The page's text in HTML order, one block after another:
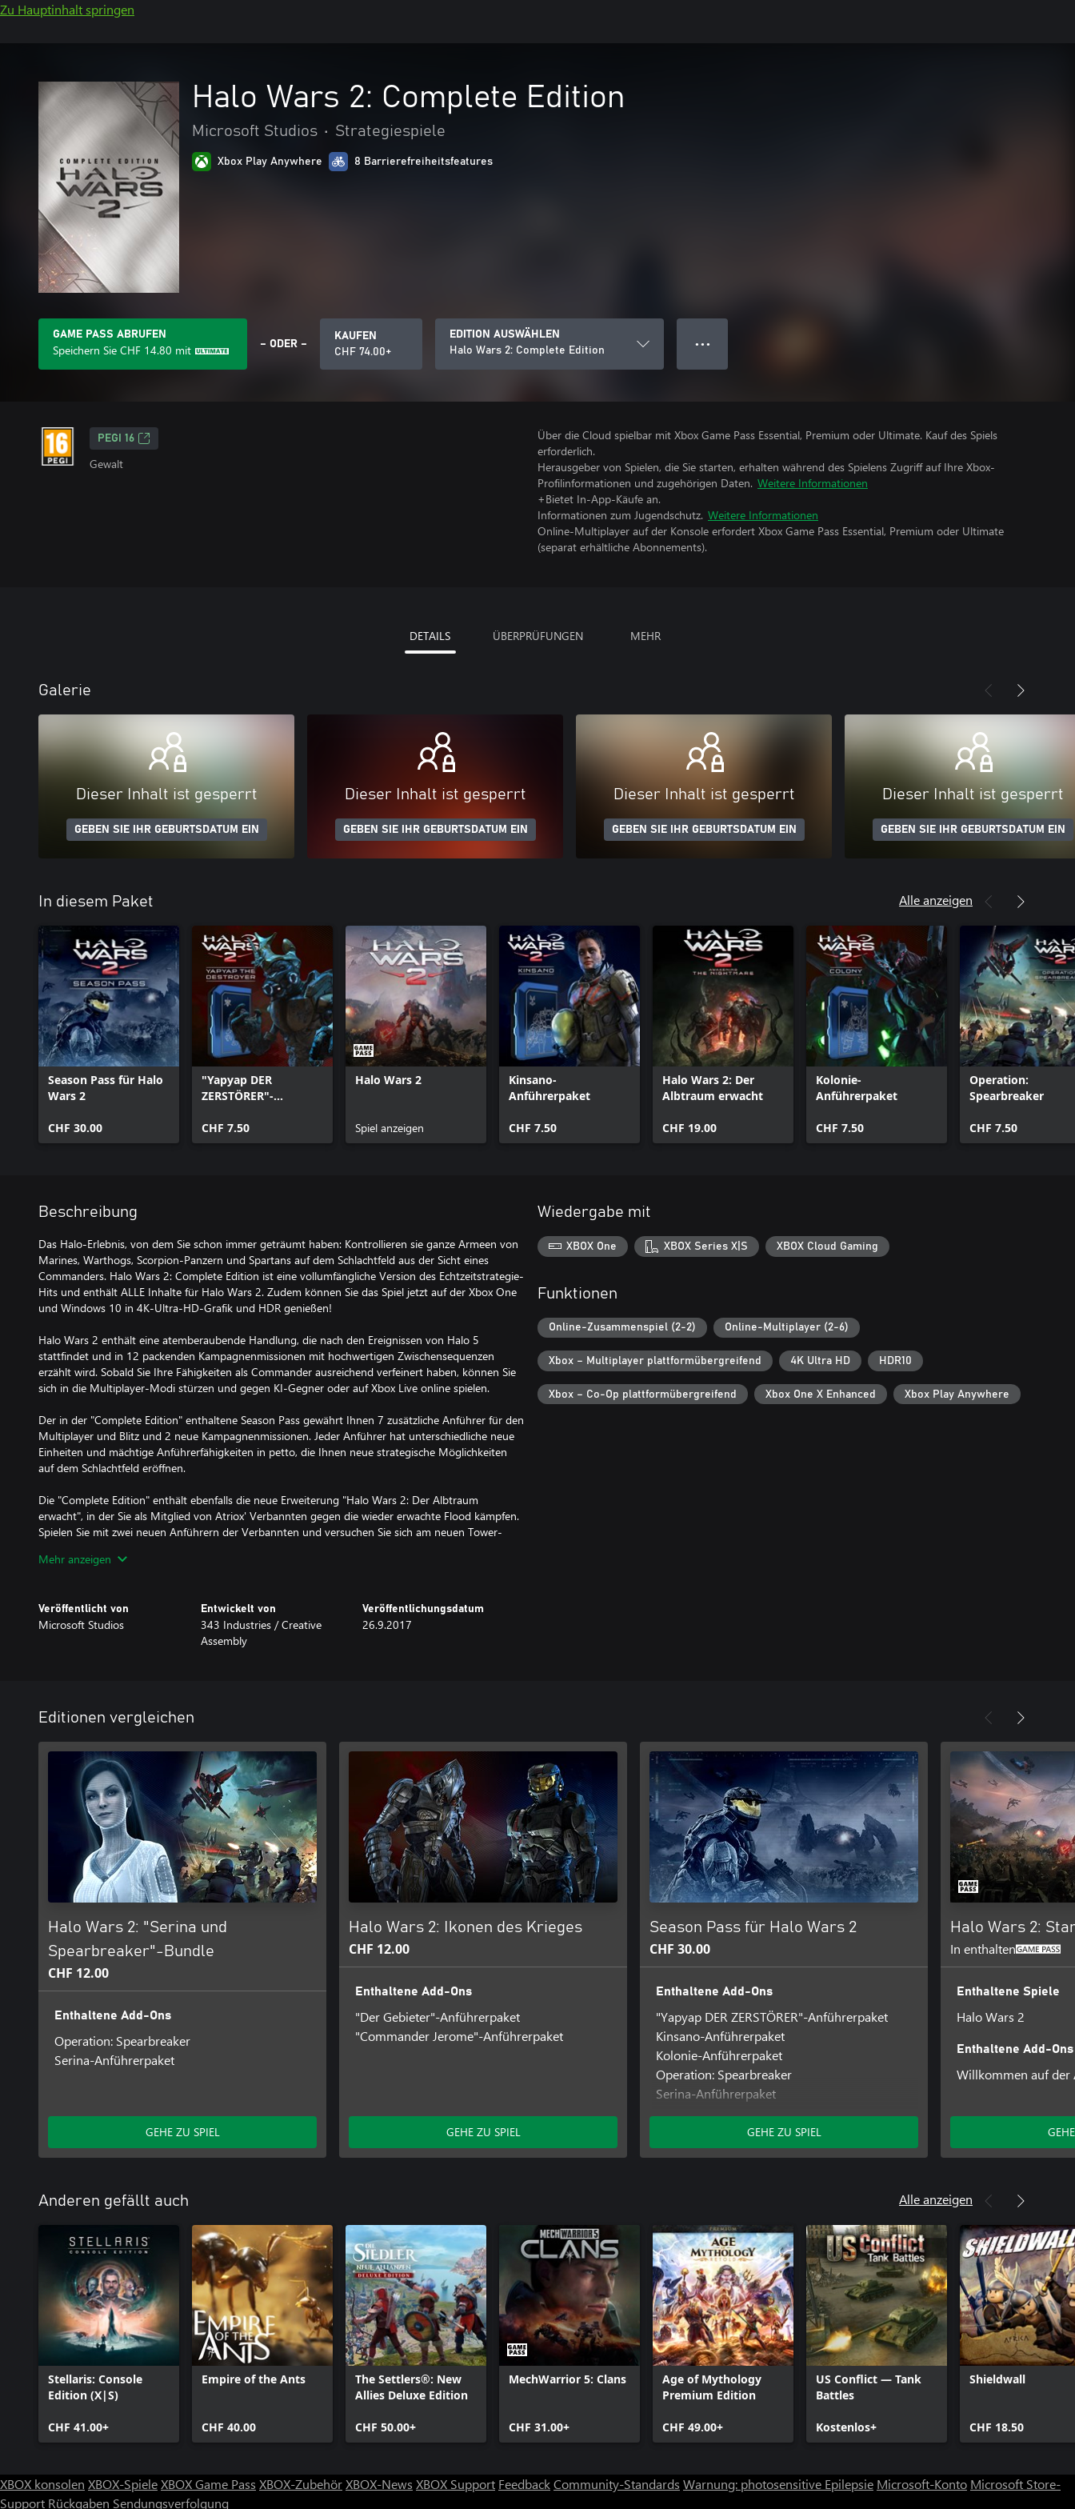
Zu Hauptinhalt springen
Halo Wars 2: Complete Edition
Microsoft Studios • Strategiespiele
Xbox Play Anywhere 8 Barrierefreiheitsfeatures
GAME PASS ABRUFEN
Speichern Sie CHF 14.80 mit – ODER –
KAUFEN
CHF 74.00+
EDITION AUSWÄHLEN
Halo Wars 2: Complete Edition
● ● ●
PEGI 16
Gewalt
Über die Cloud spielbar mit Xbox Game Pass Essential, Premium oder Ultimate. Kauf des Spiels
erforderlich.
Herausgeber von Spielen, die Sie starten, erhalten während des Spielens Zugriff auf Ihre Xbox-
Profilinformationen und zugehörigen Daten. Weitere Informationen
+Bietet In-App-Käufe an.
Informationen zum Jugendschutz. Weitere Informationen
Online-Multiplayer auf der Konsole erfordert Xbox Game Pass Essential, Premium oder Ultimate
(separat erhältliche Abonnements).
DETAILS ÜBERPRÜFUNGEN MEHR
Galerie
Dieser Inhalt ist gesperrt
GEBEN SIE IHR GEBURTSDATUM EIN
Dieser Inhalt ist gesperrt
GEBEN SIE IHR GEBURTSDATUM EIN
Dieser Inhalt ist gesperrt
GEBEN SIE IHR GEBURTSDATUM EIN
Dieser Inhalt ist gesperrt
GEBEN SIE IHR GEBURTSDATUM EIN
In diesem Paket Alle anzeigen
Season Pass für Halo
Wars 2
CHF 30.00
"Yapyap DER
ZERSTÖRER"-
CHF 7.50
Halo Wars 2
Spiel anzeigen
Kinsano-
Anführerpaket
CHF 7.50
Halo Wars 2: Der
Albtraum erwacht
CHF 19.00
Kolonie-
Anführerpaket
CHF 7.50
Operation:
Spearbreaker
CHF 7.50
Beschreibung
Das Halo-Erlebnis, von dem Sie schon immer geträumt haben: Kontrollieren sie ganze Armeen von
Marines, Warthogs, Scorpion-Panzern und Spartans auf dem Schlachtfeld aus der Sicht eines
Commanders. Halo Wars 2: Complete Edition ist eine vollumfängliche Version des Echtzeitstrategie-
Hits und enthält ALLE Inhalte für Halo Wars 2. Zudem können Sie das Spiel jetzt auf der Xbox One
und Windows 10 in 4K-Ultra-HD-Grafik und HDR genießen!
Halo Wars 2 enthält eine atemberaubende Handlung, die nach den Ereignissen von Halo 5
stattfindet und in 12 packenden Kampagnenmissionen mit hochwertigen Zwischensequenzen
erzählt wird. Sobald Sie Ihre Fähigkeiten als Commander ausreichend verfeinert haben, können Sie
sich in die Multiplayer-Modi stürzen und gegen KI-Gegner oder auf Xbox Live online spielen.
Der in der "Complete Edition" enthaltene Season Pass gewährt Ihnen 7 zusätzliche Anführer für den
Multiplayer und Blitz und 2 neue Kampagnenmissionen. Jeder Anführer hat unterschiedliche neue
Einheiten und mächtige Anführerfähigkeiten in petto, die Ihnen neue strategische Möglichkeiten
auf dem Schlachtfeld eröffnen.
Die "Complete Edition" enthält ebenfalls die neue Erweiterung "Halo Wars 2: Der Albtraum
erwacht", in der Sie als Mitglied von Atriox' Verbannten gegen die wieder erwachte Flood kämpfen.
Spielen Sie mit zwei neuen Anführern der Verbannten und versuchen Sie sich am neuen Tower-
zwei weitere Spieler Ihre Basis gegen unendliche Wellen an Einheiten.
erhältlich).
• Halo Wars 2: Season Pass – 7 zusätzliche Multiplayer-Anführer und zwei Kampagnenmissionen
• Der Albtraum erwacht – 5 Kampagnenmissionen, 2 neue Multiplayer-Anführer und den
brandneuen Tower-Defense-Koop-Modus "Stationsfeuergefecht"
Mehr anzeigen
Veröffentlicht von
Microsoft Studios
Entwickelt von
343 Industries / Creative
Assembly
Veröffentlichungsdatum
26.9.2017
Wiedergabe mit
XBOX One XBOX Series X|S XBOX Cloud Gaming
Funktionen
Online-Zusammenspiel (2-2) Online-Multiplayer (2-6)
Xbox – Multiplayer plattformübergreifend 4K Ultra HD HDR10
Xbox – Co-Op plattformübergreifend Xbox One X Enhanced Xbox Play Anywhere
Editionen vergleichen
Halo Wars 2: "Serina und
Spearbreaker"-Bundle
CHF 12.00
Enthaltene Add-Ons
Operation: Spearbreaker
Serina-Anführerpaket
GEHE ZU SPIEL
Halo Wars 2: Ikonen des Krieges
CHF 12.00
Enthaltene Add-Ons
"Der Gebieter"-Anführerpaket
"Commander Jerome"-Anführerpaket
GEHE ZU SPIEL
Season Pass für Halo Wars 2
CHF 30.00
Enthaltene Add-Ons
"Yapyap DER ZERSTÖRER"-Anführerpaket
Kinsano-Anführerpaket
Kolonie-Anführerpaket
Operation: Spearbreaker
Serina-Anführerpaket
"Der Gebieter"-Anführerpaket
Sergeant-Johnson-Anführerpaket
"Commander Jerome"-Anführerpaket
GEHE ZU SPIEL
Halo Wars 2:
In enthalten
Enthaltene Spiele
Halo Wars 2
Enthaltene Add-Ons
Willkommen auf der
Anderen gefällt auch Alle anzeigen
Stellaris: Console
Edition (X|S)
CHF 41.00+
Empire of the Ants
CHF 40.00
The Settlers®: New
Allies Deluxe Edition
CHF 50.00+
MechWarrior 5: Clans
CHF 31.00+
Age of Mythology
Premium Edition
CHF 49.00+
US Conflict — Tank
Battles
Kostenlos+
Shieldwall
CHF 18.50
XBOX konsolen XBOX-SpieleXBOX Game Pass XBOX-ZubehörXBOX-News XBOX Support FeedbackCommunity-Standards Warnung: photosensitive Epilepsie Microsoft-Konto Microsoft Store-
Support Rückgaben Sendungsverfolgung